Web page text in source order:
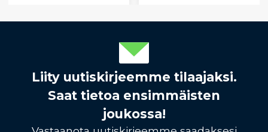
Liity uutiskirjeemme tilaajaksi.
Saat tietoa ensimmäisten
joukossa!